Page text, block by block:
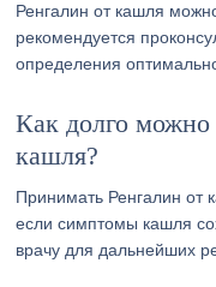
Ренгалин от кашля
рекомендуется
определения
Как долго можно
кашля?
Принимать Ренгалин от
если симптомы кашля
врачу для дальнейших